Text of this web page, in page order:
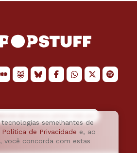
semelhantes de
Política de Privacidade e, ao
você concorda com estas